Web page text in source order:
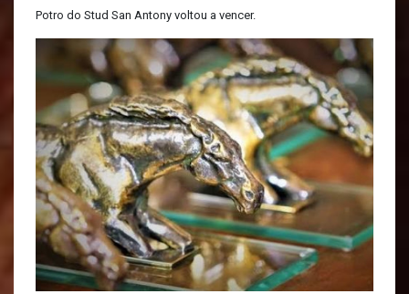
Potro do Stud San Antony voltou a vencer.